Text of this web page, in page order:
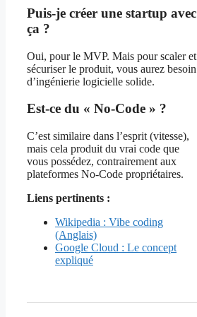
Puis-je créer une startup avec
ça ?
Oui, pour le MVP. Mais pour scaler et
sécuriser le produit, vous aurez besoin
d’ingénierie logicielle solide.
Est-ce du « No-Code » ?
C’est similaire dans l’esprit (vitesse),
mais cela produit du vrai code que
vous possédez, contrairement aux
plateformes No-Code propriétaires.
Liens pertinents :
Wikipedia : Vibe coding
(Anglais)
Google Cloud : Le concept
expliqué